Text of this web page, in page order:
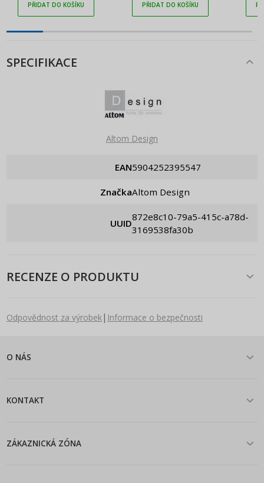
PŘIDAT DO KOŠÍKU PŘIDAT DO KOŠÍKU
SPECIFIKACE
Altom Design
EAN 5904252395547
Značka Altom Design
UUID
872e8c10-79a5-415c-a78d-
3169538fa30b
RECENZE O PRODUKTU
Odpovědnost za výrobek| Informace o bezpečnosti
O NÁS
KONTAKT
ZÁKAZNICKÁ ZÓNA